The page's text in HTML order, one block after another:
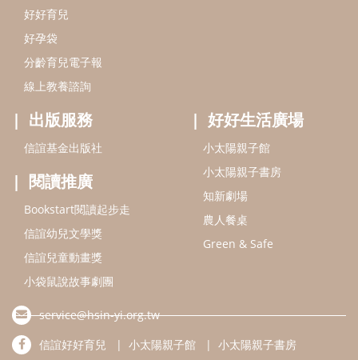
Bookstart閱讀起步走
信誼幼兒文學獎
信誼兒童動畫獎
小袋鼠說故事劇團
service@hsin-yi.org.tw
信誼好好育兒
小太陽親子書房
(02)2396-5305轉2345 (週一～週五 9:00～18:00)
認識信誼 合作洽談 智慧財產權聲明
本網站建議使用IE9(含以上)或 Google Chrome 版本瀏覽器
信誼基金會/上誼文化實業股份有限公司 版權所有 ©